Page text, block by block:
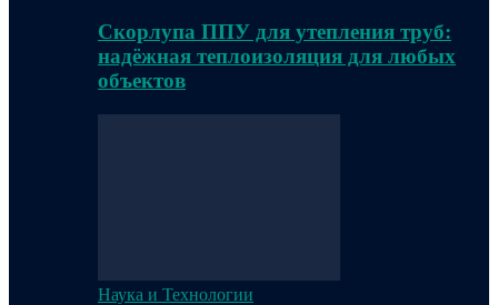
Скорлупа ППУ для утепления труб:
надёжная теплоизоляция для любых
объектов
Наука и Технологии